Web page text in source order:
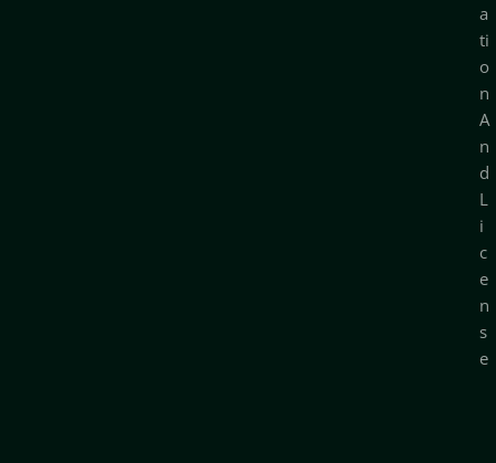
a
ti
o
n
A
n
d
L
i
c
e
n
s
e